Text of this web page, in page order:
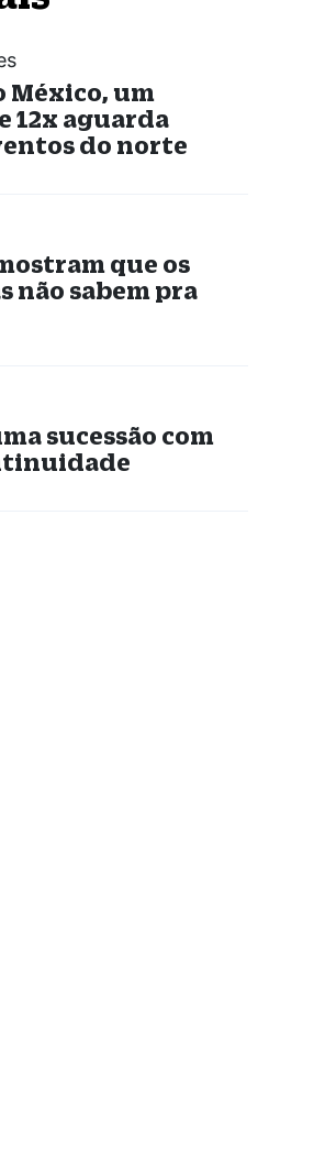
México, um
12x aguarda
do norte
que os
não sabem pra
sucessão com